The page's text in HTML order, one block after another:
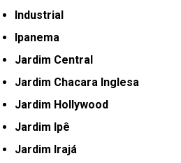
Industrial
Ipanema
Jardim Central
Jardim Chacara Inglesa
Jardim Hollywood
Jardim Ipê
Jardim Irajá